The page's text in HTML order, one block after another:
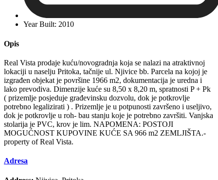
Year Built: 2010
Opis
Real Vista prodaje kuću/novogradnja koja se nalazi na atraktivnoj
lokaciji u naselju Pritoka, tačnije ul. Njivice bb. Parcela na kojoj je
izgrađen objekat je površine 1966 m2, dokumentacija je uredna i
lako prevodiva. Dimenzije kuće su 8,50 x 8,20 m, spratnosti P + Pk
( prizemlje posjeduje građevinsku dozvolu, dok je potkrovlje
potrebno legalizirati ) . Prizemlje je u potpunosti završeno i useljivo,
dok je potkrovlje u roh- bau stanju koje je potrebno završiti. Vanjska
stolarija je PVC, krov je lim. NAPOMENA: POSTOJI
MOGUĆNOST KUPOVINE KUĆE SA 966 m2 ZEMLJIŠTA.-
property of Real Vista.
Adresa